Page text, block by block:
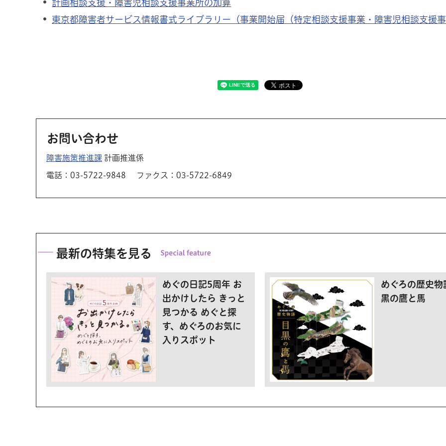
計画相談支援・障害児相談支援事業所の加算
東京都障害者サービス情報書式ライブラリー（事業開始届（特定相談支援事業・障害児相談支援
お問い合わせ
障害施策推進課 計画推進係
電話：03-5722-9848 ファクス：03-5722-6849
最新の特集を見る
めぐの日記5周年 お
出かけしたら きっと
見つかる めぐと探
す、めぐろのお気に
入りスポット
めぐろの歴史物
黒の鷹と馬